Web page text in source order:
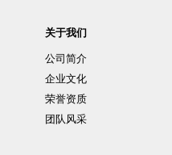
关于我们
公司简介
企业文化
荣誉资质
团队风采